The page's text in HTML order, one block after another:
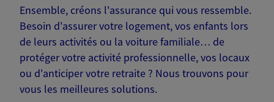
Ensemble, créons l'assurance qui vous ressemble.
Besoin d'assurer votre logement, vos enfants lors
de leurs activités ou la voiture familiale… de
protéger votre activité professionnelle, vos locaux
ou d'anticiper votre retraite ? Nous trouvons pour
vous les meilleures solutions.